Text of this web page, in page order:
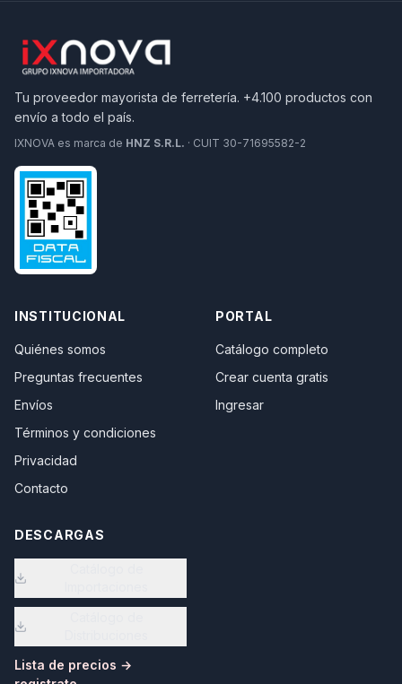
Tu proveedor mayorista de ferretería. +4.100 productos con
envío a todo el país.
IXNOVA es marca de HNZ S.R.L. · CUIT 30-71695582-2
INSTITUCIONAL
Quiénes somos
Preguntas frecuentes
Envíos
Términos y condiciones
Privacidad
Contacto
PORTAL
Catálogo completo
Crear cuenta gratis
Ingresar
DESCARGAS
Lista de precios →